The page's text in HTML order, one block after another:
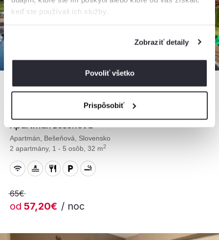
keď ste používali ich služby.
Zobraziť detaily
Povoliť všetko
Prispôsobiť
Apartmán Bešeňová
Apartmán, Bešeňová, Slovensko
2 apartmány, 1 - 5 osôb, 32 m2
65€
od 57,20€ / noc